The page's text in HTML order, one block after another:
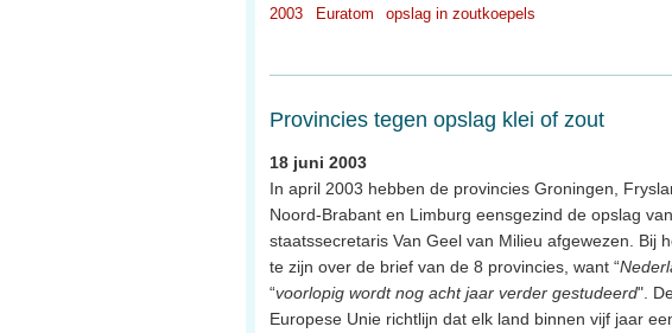
2003
Euratom opslag in zoutkoepels
Provincies tegen opslag klei of zout
18 juni 2003
In april 2003 hebben de provincies Groningen,
Noord-Brabant en Limburg eensgezind de opslag
staatssecretaris Van Geel van Milieu afgewezen. Bij
te zijn over de brief van de 8 provincies, want “
“voorlopig wordt nog acht jaar verder gestudeerd".
Europese Unie richtlijn dat elk land binnen vijf jaar